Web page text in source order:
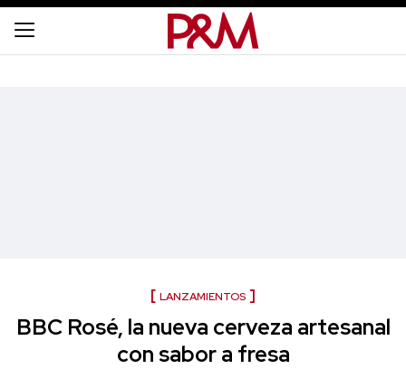
LANZAMIENTOS
BBC Rosé, la nueva cerveza artesanal
con sabor a fresa